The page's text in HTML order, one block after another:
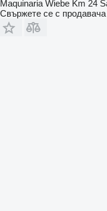
Maquinaria Wiebe Km 24
Свържете се с продавача